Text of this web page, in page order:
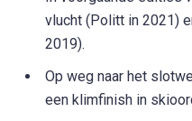
vlucht (Politt in 2021)
2019).
Op weg naar het
een klimfinish in